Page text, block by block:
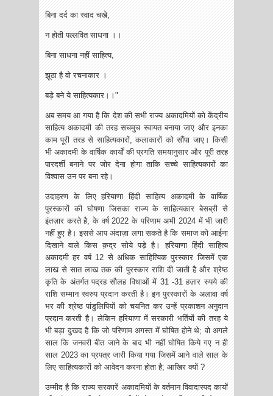
बिना दर्द का स्वाद चखे,
न होती पल्लवित साधना ।।
बिना साधना नहीं साहित्य,
झूठा है वो रचनाकार ।
बड़े बने ये साहित्यकार।।"
अब समय आ गया है कि देश की सभी राज्य अकादमियों को केंद्रीय
साहित्य अकादमी की तरह सचमुच स्वायत बनाया जाए और इनका
काम पूरी तरह से साहित्यकारों, कलाकारों को सौंपा जाए। किसी
भी अकादमी के वार्षिक कार्यों की प्रगति समयानुसार और पूरी तरह
पारदर्शी बनाने पर जोर देना होगा ताकि सच्चे साहित्यकारों का
विश्वास उन पर बना रहे।
उदाहरण के लिए हरियाणा हिंदी साहित्य अकादमी के वार्षिक
पुरस्कारों की घोषणा जिसका राज्य के साहित्यकार बेसब्री से
इंतज़ार करते है, के वर्ष 2022 के परिणाम अभी 2024 में भी जारी
नहीं हुए है। इससे आप अंदाज़ा लगा सकते है कि समाज को आईना
दिखाने वाले किस क़द्र सोये पड़े है। हरियाणा हिंदी साहित्य
अकादमी हर वर्ष 12 से अधिक साहित्यिक पुरस्कार जिसमें एक
लाख से सात लाख तक की पुरस्कार राशि दी जाती है और श्रेष्ठ
कृति के अंतर्गत पद्रह सौलह विधाओं में 31 -31 हज़ार रुपये की
राशि सम्मान स्वरुप प्रदान करती है। इन पुरस्कारों के अलावा वर्ष
भर की श्रेष्ठ पांडुलिपियों को चयनित कर उन्हें प्रकाशन अनुदान
प्रदान करती है। लेकिन हरियाणा में सरकारी भर्तियों की तरह ये
भी बड़ा दुखद है कि जो परिणाम अगस्त में घोषित होने थे; वो अगले
साल कि जनवरी बीत जाने के बाद भी नहीं घोषित किये गए न ही
साल 2023 का प्रपत्र जारी किया गया जिसमें आने वाले साल के
लिए साहित्यकारों को आवेदन करना होता है; आखिर क्यों ?
उम्मीद है कि राज्य सरकारें अकादमियों के वर्तमान विवादास्पद कार्यों